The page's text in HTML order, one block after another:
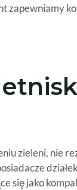
zapewniamy
zieleni, nie
się jako